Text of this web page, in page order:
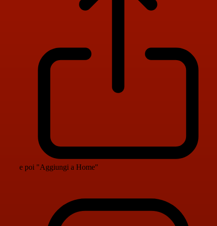
e poi "Aggiungi a Home"